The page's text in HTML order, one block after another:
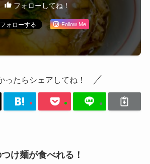
フォローしてね！
Follow Me
ったらシェアしてね！
け麺が食べれる！